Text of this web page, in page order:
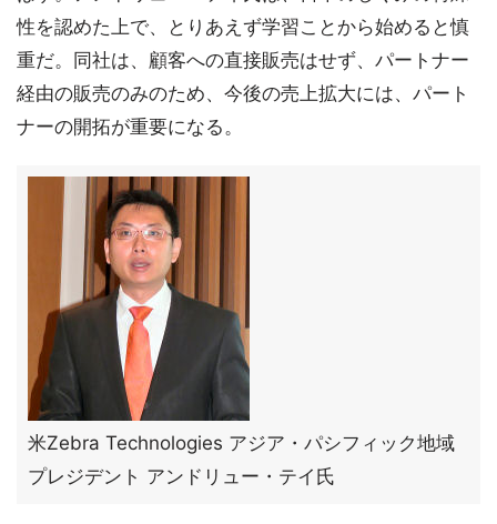
性を認めた上で、とりあえず学習ことから始めると慎
重だ。同社は、顧客への直接販売はせず、パートナー
経由の販売のみのため、今後の売上拡大には、パート
ナーの開拓が重要になる。
米Zebra Technologies アジア・パシフィック地域
プレジデント アンドリュー・テイ氏